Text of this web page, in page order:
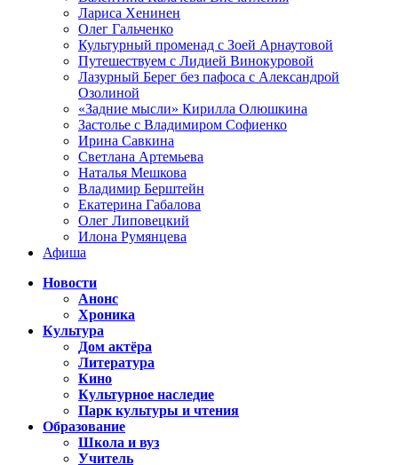
Лариса Хенинен
Олег Гальченко
Культурный променад с Зоей Арнаутовой
Путешествуем с Лидией Винокуровой
Лазурный Берег без пафоса с Александрой
Озолиной
«Задние мысли» Кирилла Олюшкина
Застолье с Владимиром Софиенко
Ирина Савкина
Светлана Артемьева
Наталья Мешкова
Владимир Берштейн
Екатерина Габалова
Олег Липовецкий
Илона Румянцева
Афиша
Новости
Анонс
Хроника
Культура
Дом актёра
Литература
Кино
Культурное наследие
Парк культуры и чтения
Образование
Школа и вуз
Учитель